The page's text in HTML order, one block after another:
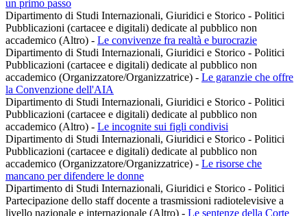
un primo passo
Dipartimento di Studi Internazionali, Giuridici e Storico - Politici
Pubblicazioni (cartacee e digitali) dedicate al pubblico non
accademico (Altro) - Le convivenze fra realtà e burocrazie
Dipartimento di Studi Internazionali, Giuridici e Storico - Politici
Pubblicazioni (cartacee e digitali) dedicate al pubblico non
accademico (Organizzatore/Organizzatrice) - Le garanzie che offre
la Convenzione dell'AIA
Dipartimento di Studi Internazionali, Giuridici e Storico - Politici
Pubblicazioni (cartacee e digitali) dedicate al pubblico non
accademico (Altro) - Le incognite sui figli condivisi
Dipartimento di Studi Internazionali, Giuridici e Storico - Politici
Pubblicazioni (cartacee e digitali) dedicate al pubblico non
accademico (Organizzatore/Organizzatrice) - Le risorse che
mancano per difendere le donne
Dipartimento di Studi Internazionali, Giuridici e Storico - Politici
Partecipazione dello staff docente a trasmissioni radiotelevisive a
livello nazionale e internazionale (Altro) - Le sentenze della Corte